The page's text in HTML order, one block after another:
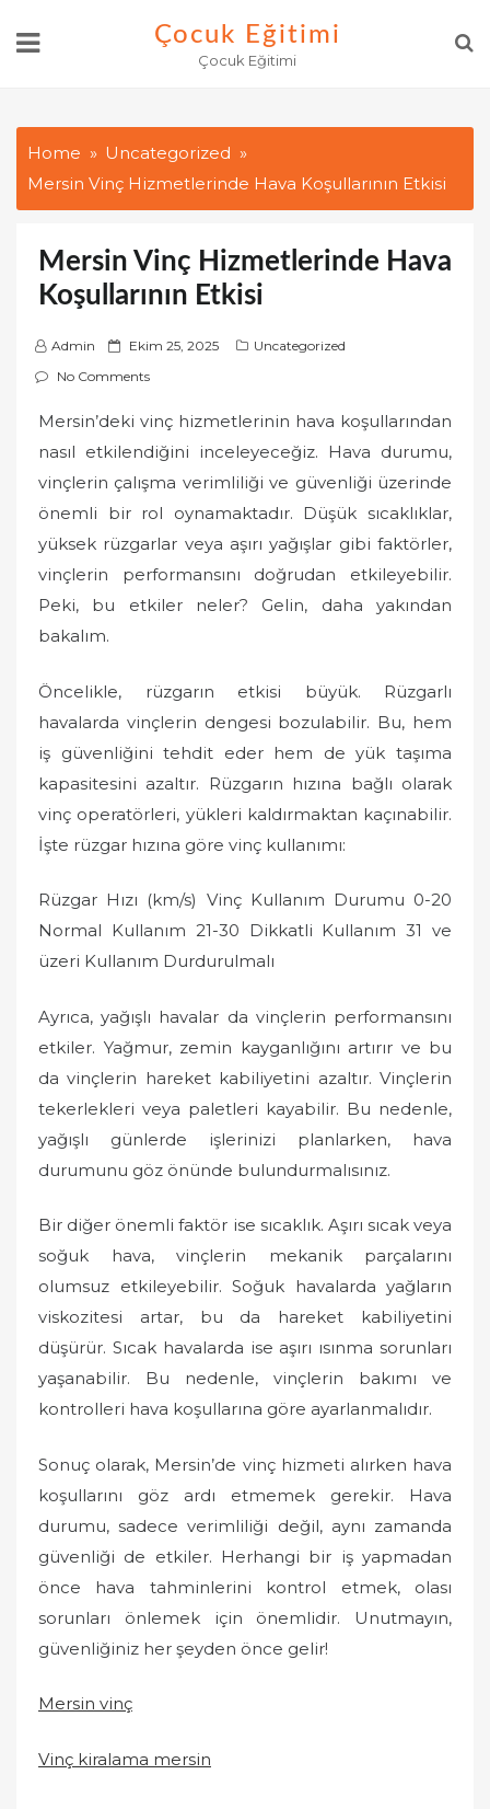
Çocuk Eğitimi
Çocuk Eğitimi
Home
Uncategorized
Mersin Vinç Hizmetlerinde Hava Koşullarının Etkisi
Mersin Vinç Hizmetlerinde Hava
Koşullarının Etkisi
Admin
P
o
t
e
d
Ekim 25, 2025
Uncategorized
No Comments
Mersin’deki vinç hizmetlerinin hava koşullarından
nasıl etkilendiğini inceleyeceğiz. Hava durumu,
vinçlerin çalışma verimliliği ve güvenliği üzerinde
önemli bir rol oynamaktadır. Düşük sıcaklıklar,
yüksek rüzgarlar veya aşırı yağışlar gibi faktörler,
vinçlerin performansını doğrudan etkileyebilir.
Peki, bu etkiler neler? Gelin, daha yakından
bakalım.
Öncelikle, rüzgarın etkisi büyük. Rüzgarlı
havalarda vinçlerin dengesi bozulabilir. Bu, hem
iş güvenliğini tehdit eder hem de yük taşıma
kapasitesini azaltır. Rüzgarın hızına bağlı olarak
vinç operatörleri, yükleri kaldırmaktan kaçınabilir.
İşte rüzgar hızına göre vinç kullanımı:
Rüzgar Hızı (km/s) Vinç Kullanım Durumu 0-20
Normal Kullanım 21-30 Dikkatli Kullanım 31 ve
üzeri Kullanım Durdurulmalı
Ayrıca, yağışlı havalar da vinçlerin performansını
etkiler. Yağmur, zemin kayganlığını artırır ve bu
da vinçlerin hareket kabiliyetini azaltır. Vinçlerin
tekerlekleri veya paletleri kayabilir. Bu nedenle,
yağışlı günlerde işlerinizi planlarken, hava
durumunu göz önünde bulundurmalısınız.
Bir diğer önemli faktör ise sıcaklık. Aşırı sıcak veya
soğuk hava, vinçlerin mekanik parçalarını
olumsuz etkileyebilir. Soğuk havalarda yağların
viskozitesi artar, bu da hareket kabiliyetini
düşürür. Sıcak havalarda ise aşırı ısınma sorunları
yaşanabilir. Bu nedenle, vinçlerin bakımı ve
kontrolleri hava koşullarına göre ayarlanmalıdır.
Sonuç olarak, Mersin’de vinç hizmeti alırken hava
koşullarını göz ardı etmemek gerekir. Hava
durumu, sadece verimliliği değil, aynı zamanda
güvenliği de etkiler. Herhangi bir iş yapmadan
önce hava tahminlerini kontrol etmek, olası
sorunları önlemek için önemlidir. Unutmayın,
güvenliğiniz her şeyden önce gelir!
Mersin vinç
Vinç kiralama mersin